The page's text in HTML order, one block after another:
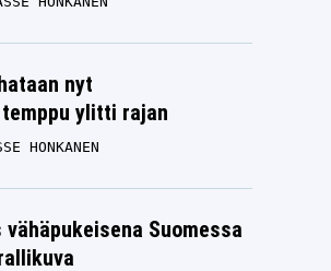
nyt
ylitti rajan
HONKANEN
Suomessa